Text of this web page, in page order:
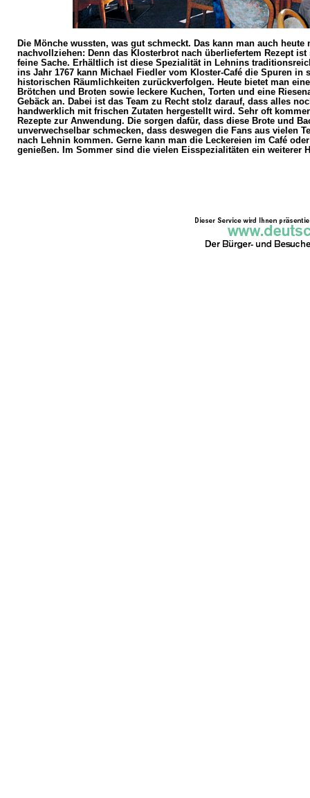
Die Mönche wussten, was gut schmeckt. Das kann man auch heute
nachvollziehen: Denn das Klosterbrot nach überliefertem Rezept ist
feine Sache. Erhältlich ist diese Spezialität in Lehnins
ins Jahr 1767 kann Michael Fiedler vom Kloster-Café die Spuren in
historischen Räumlichkeiten zurückverfolgen. Heute bietet man
Brötchen und Broten sowie leckere Kuchen, Torten und eine
Gebäck an. Dabei ist das Team zu Recht stolz darauf, dass alles
handwerklich mit frischen Zutaten hergestellt wird. Sehr oft
Rezepte zur Anwendung. Die sorgen dafür, dass diese Brote und
unverwechselbar schmecken, dass deswegen die Fans aus vielen
nach Lehnin kommen. Gerne kann man die Leckereien im Café
genießen. Im Sommer sind die vielen Eisspezialitäten ein weiterer